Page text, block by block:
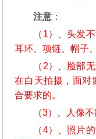
注意 ：
（1）、头发
耳环、项链、帽子
（2）、脸部
在白天拍摄，面对
合要求的。
（3）、人像
（4）、照片